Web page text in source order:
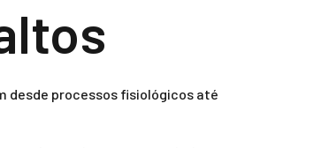
desde processos fisiológicos até